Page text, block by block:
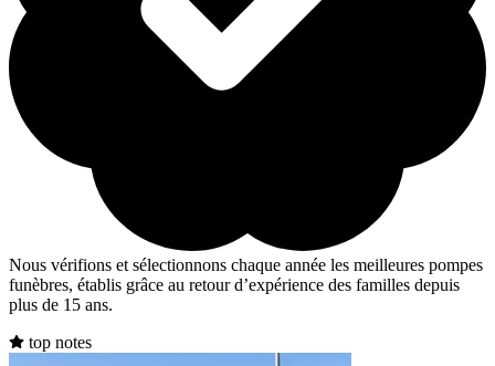
Nous vérifions et sélectionnons chaque année les meilleures pompes
funèbres, établis grâce au retour d’expérience des familles depuis
plus de 15 ans.
top notes